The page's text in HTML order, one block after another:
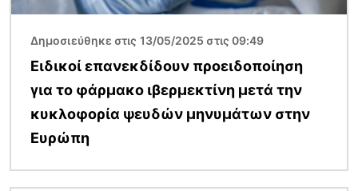
Δημοσιεύθηκε στις 13/05/2025 στις 09:49
Ειδικοί επανεκδίδουν προειδοποίηση
για το φάρμακο ιβερμεκτίνη μετά την
κυκλοφορία ψευδών μηνυμάτων στην
Ευρώπη